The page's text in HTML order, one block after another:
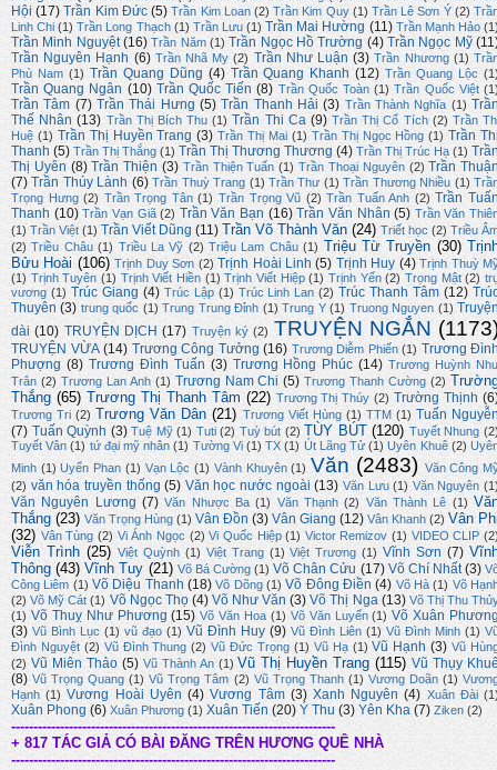
Hội (17) Trần Kim Đức (5) Trần Kim Loan (2) Trần Kim Quy (1) Trần Lê Sơn Ý (2)
Linh Chi (1) Trần Long Thạch (1) Trần Lưu (1) Trần Mai Hường (11) Trần Mạnh Hảo
Trần Minh Nguyệt (16) Trần Năm (1) Trần Ngọc Hồ Trường (4) Trần Ngọc Mỹ
Trần Nguyên Hạnh (6) Trần Nhã My (2) Trần Như Luận (3) Trần Nhương (1)
Phù Nam (1) Trần Quang Dũng (4) Trần Quang Khanh (12) Trần Quang Lộc
Trần Quang Ngân (10) Trần Quốc Tiến (8) Trần Quốc Toàn (1) Trần Quốc Việt
Trần Tâm (7) Trần Thái Hưng (5) Trần Thanh Hải (3) Trần Thành Nghĩa (1)
Thế Nhân (13) Trần Thị Bích Thu (1) Trần Thi Ca (9) Trần Thị Cổ Tích (2) Trần
Huệ (1) Trần Thị Huyền Trang (3) Trần Thị Mai (1) Trần Thị Ngọc Hồng (1) Trần
Thanh (5) Trần Thị Thắng (1) Trần Thị Thương Thương (4) Trần Thị Trúc Hạ (1)
Thị Uyên (8) Trần Thiện (3) Trần Thiện Tuấn (1) Trần Thoại Nguyên (2) Trần
(7) Trần Thúy Lành (6) Trần Thuỳ Trang (1) Trần Thư (1) Trần Thương Nhiều (1)
Trọng Hưng (2) Trần Trọng Tân (1) Trần Trọng Vũ (2) Trần Tuấn Anh (2) Trần
Thanh (10) Trần Vạn Giã (2) Trần Văn Bạn (16) Trần Văn Nhân (5) Trần Văn
(1) Trần Việt (1) Trần Viết Dũng (11) Trần Võ Thành Văn (24) Triết học (2) Triều
(2) Triều Châu (1) Triều La Vỹ (2) Triệu Lam Châu (1) Triệu Từ Truyền (30)
Bửu Hoài (106) Trịnh Duy Sơn (2) Trịnh Hoài Linh (5) Trịnh Huy (4) Trịnh Thuỳ
(1) Trịnh Tuyên (1) Trịnh Viết Hiền (1) Trịnh Viết Hiệp (1) Trịnh Yến (2) Trọng Mật (2)
vương (1) Trúc Giang (4) Trúc Lập (1) Trúc Linh Lan (2) Trúc Thanh Tâm (12)
Thuyên (3) trung quốc (1) Trung Trung Đỉnh (1) Trung Y (1) Truong Nguyen (1)
dài (10) TRUYỆN DỊCH (17) Truyện ký (2) TRUYỆN NGẮN
TRUYỆN VỪA (14) Trương Công Tưởng (16) Trương Diễm Phiến (1) Trương
Phượng (8) Trương Đình Tuấn (3) Trương Hồng Phúc (14) Trương Huỳnh
Trân (2) Trương Lan Anh (1) Trương Nam Chi (5) Trương Thanh Cường (2)
Thắng (65) Trương Thị Thanh Tâm (22) Trương Thị Thúy (2) Trường Thịnh
Trương Tri (2) Trương Văn Dân (21) Trương Viết Hùng (1) TTM (1) Tuấn
(7) Tuấn Quỳnh (3) Tuệ Mỹ (1) Tuti (2) Tuỳ bút (2) TÙY BÚT (120) Tuyết Nhung
Tuyết Vân (1) tứ đại mỹ nhân (1) Tường Vi (1) TX (1) Út Lãng Tử (1) Uyên Khuê (2)
Minh (1) Uyển Phan (1) Vạn Lộc (1) Vành Khuyên (1) Văn (2483) Văn Công
(2) văn hóa truyền thống (5) Văn học nước ngoài (13) Văn Lưu (1) Văn Nguyên
Văn Nguyên Lương (7) Văn Nhược Ba (1) Văn Thạnh (2) Văn Thành Lê (1)
Thắng (23) Văn Trọng Hùng (1) Vân Đồn (3) Vân Giang (12) Vân Khanh (2) Vân
(32) Vân Tùng (2) Vi Ánh Ngọc (2) Vi Quốc Hiệp (1) Victor Remizov (1) VIDEO CLIP
Viễn Trình (25) Việt Quỳnh (1) Việt Trang (1) Việt Trương (1) Vĩnh Sơn (7)
Thông (43) Vĩnh Tuy (21) Võ Bá Cường (1) Võ Chân Cửu (17) Võ Chí Nhất (3)
Công Liêm (1) Võ Diệu Thanh (18) Võ Dõng (1) Võ Đông Điền (4) Võ Hà (1) Võ
(2) Võ Mỹ Cát (1) Võ Ngọc Thọ (4) Võ Như Văn (3) Võ Thị Nga (13) Võ Thị Thu
(1) Võ Thuỵ Như Phương (15) Võ Văn Hoa (1) Võ Văn Luyến (1) Võ Xuân
(3) Vũ Bình Lục (1) vũ đạo (1) Vũ Đình Huy (9) Vũ Đình Liên (1) Vũ Đình Minh (1)
Đình Nguyệt (2) Vũ Đình Thung (2) Vũ Đức Trọng (1) Vũ Hạ (1) Vũ Hạnh (3) Vũ
(2) Vũ Miên Thảo (5) Vũ Thành An (1) Vũ Thị Huyền Trang (115) Vũ Thụy
(8) Vũ Trọng Quang (1) Vũ Trọng Tâm (2) Vũ Trọng Thanh (1) Vương Doãn (1)
Hạnh (1) Vương Hoài Uyên (4) Vương Tâm (3) Xanh Nguyên (4) Xuân Đài
Xuân Phong (6) Xuân Phương (1) Xuân Tiến (20) Ý Thu (3) Yên Kha (7) Ziken (2)
-------------------------------------------------------------------------
+ 817 TÁC GIẢ CÓ BÀI ĐĂNG TRÊN HƯƠNG QUÊ NHÀ
-------------------------------------------------------------------------